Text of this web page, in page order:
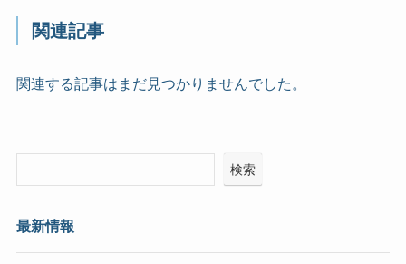
関連記事
関連する記事はまだ見つかりませんでした。
検索
最新情報